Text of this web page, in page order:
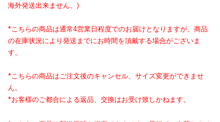
海外発送出来ません。)
*こちらの商品は通常4営業日程度でのお届けとなりますが、商品
の在庫状況により発送までにお時間を頂戴する場合がございま
す。
*こちらの商品はご注文後のキャンセル、サイズ変更ができませ
ん。
*お客様のご都合による返品、交換はお受け致しかねます。